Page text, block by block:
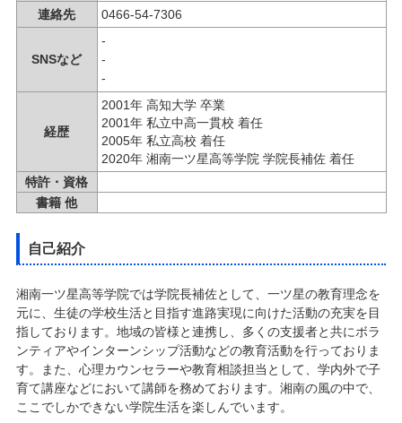
連絡先
0466-54-7306
SNSなど
-
-
-
経歴
2001年 高知大学 卒業
2001年 私立中高一貫校 着任
2005年 私立高校 着任
2020年 湘南一ツ星高等学院 学院長補佐 着任
特許・資格
書籍 他
自己紹介
湘南一ツ星高等学院では学院長補佐として、一ツ星の教育理念を
元に、生徒の学校生活と目指す進路実現に向けた活動の充実を目
指しております。地域の皆様と連携し、多くの支援者と共にボラ
ンティアやインターンシップ活動などの教育活動を行っておりま
す。また、心理カウンセラーや教育相談担当として、学内外で子
育て講座などにおいて講師を務めております。湘南の風の中で、
ここでしかできない学院生活を楽しんでいます。